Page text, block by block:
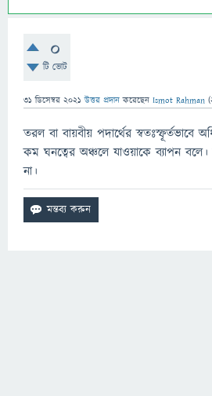
0
টি ভোট
31 ডিসেম্বর 2021 উত্তর প্রদান করেছেন Ismot Rahman (
তরল বা বায়বীয় পদার্থের স্বতঃস্ফূর্তভাবে
কম ঘনত্বের অঞ্চলে যাওয়াকে ব্যাপন বলে।
না।